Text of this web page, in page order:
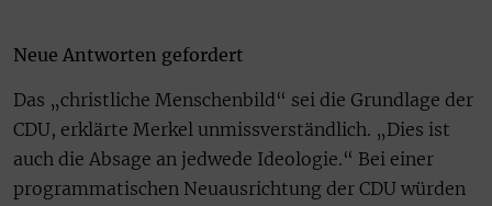
Neue Antworten gefordert
Das „christliche Menschenbild“ sei die Grundlage der
CDU, erklärte Merkel unmissverständlich. „Dies ist
auch die Absage an jedwede Ideologie.“ Bei einer
programmatischen Neuausrichtung der CDU würden